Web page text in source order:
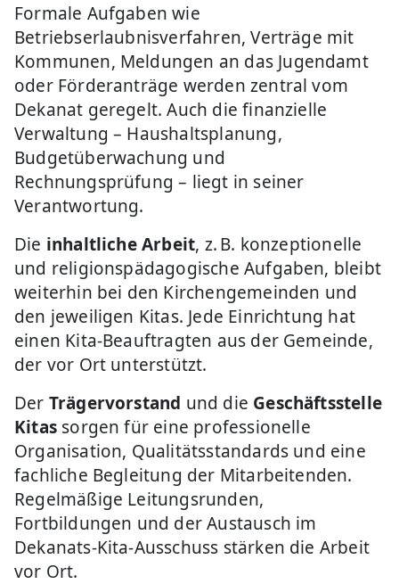
Formale Aufgaben wie
Betriebserlaubnisverfahren, Verträge mit
Kommunen, Meldungen an das Jugendamt
oder Förderanträge werden zentral vom
Dekanat geregelt. Auch die finanzielle
Verwaltung – Haushaltsplanung,
Budgetüberwachung und
Rechnungsprüfung – liegt in seiner
Verantwortung.
Die inhaltliche Arbeit, z. B. konzeptionelle
und religionspädagogische Aufgaben, bleibt
weiterhin bei den Kirchengemeinden und
den jeweiligen Kitas. Jede Einrichtung hat
einen Kita-Beauftragten aus der Gemeinde,
der vor Ort unterstützt.
Der Trägervorstand und die Geschäftsstelle
Kitassorgen für eine professionelle
Organisation, Qualitätsstandards und eine
fachliche Begleitung der Mitarbeitenden.
Regelmäßige Leitungsrunden,
Fortbildungen und der Austausch im
Dekanats-Kita-Ausschuss stärken die Arbeit
vor Ort.